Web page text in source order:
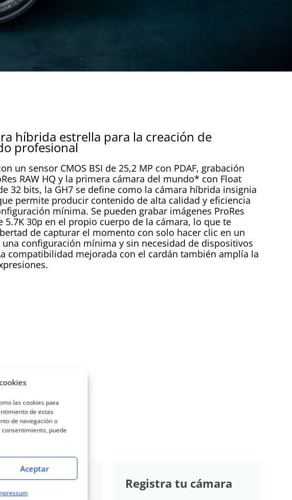
las cookies para
de estas
de navegación o
puede
Aceptar
híbrida estrella para la creación de
profesional
un sensor CMOS BSI de 25,2 MP con PDAF, grabación
RAW HQ y la primera cámara del mundo* con Float
32 bits, la GH7 se define como la cámara híbrida insignia
permite producir contenido de alta calidad y eficiencia
mínima. Se pueden grabar imágenes ProRes
5.7K 30p en el propio cuerpo de la cámara, lo que te
de capturar el momento con solo hacer clic en un
configuración mínima y sin necesidad de dispositivos
compatibilidad mejorada con el cardán también amplía la
y
Registra tu cámara